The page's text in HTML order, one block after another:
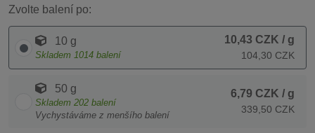
Zvolte balení po:
10 g
Skladem 1014 balení
10,43 CZK / g
104,30 CZK
50 g
Skladem 202 balení
Vychystáváme z menšího balení
6,79 CZK / g
339,50 CZK